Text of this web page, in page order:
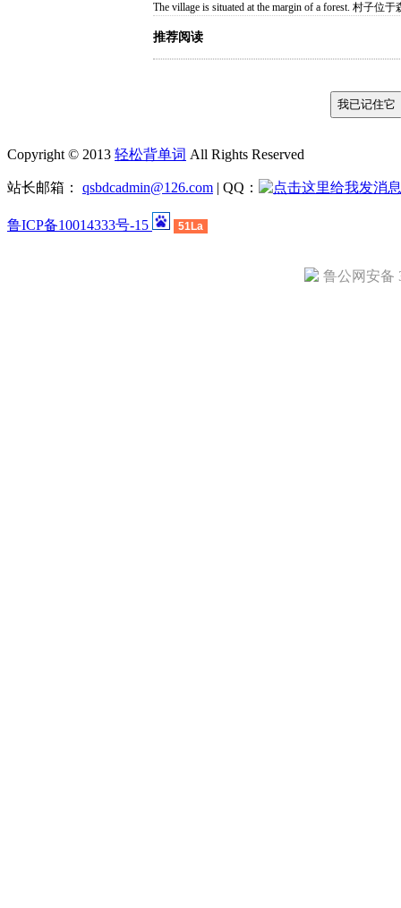
The village is situated at the margin of a forest. 村子位
推荐阅读
Copyright © 2013 轻松背单词 All Rights Reserved
站长邮箱： qsbdcadmin@126.com | QQ：
鲁ICP备10014333号-15 51La
鲁公网安备